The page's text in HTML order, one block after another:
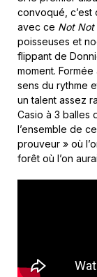
convoqué, c’est
avec ce Not Not
poisseuses et
flippant de
moment.
sens du rythme
un talent assez
Casio à 3 balles
l’ensemble de
prouveur » où
forêt où l’on